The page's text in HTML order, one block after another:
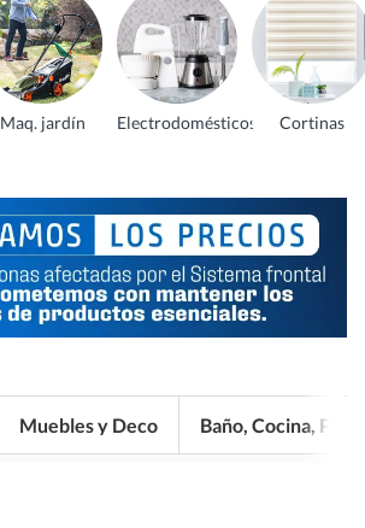
Maq. jardín Electrodomésticos Cortinas
Muebles y Deco Baño, Cocina, Pisos